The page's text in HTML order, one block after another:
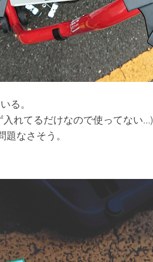
る。
れてるだけなので使ってない…)
なさそう。